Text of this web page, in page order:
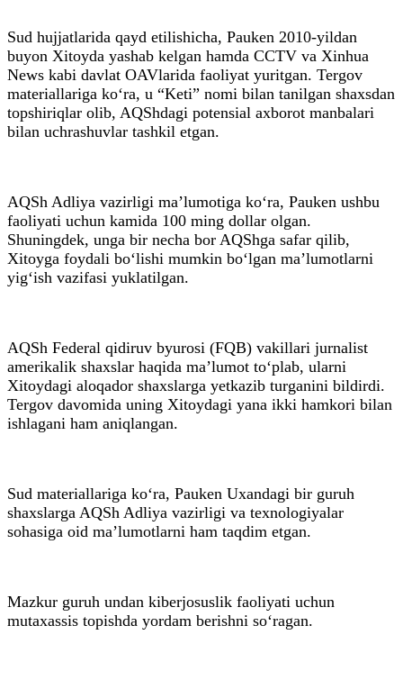
Sud hujjatlarida qayd etilishicha, Pauken 2010-yildan
buyon Xitoyda yashab kelgan hamda CCTV va Xinhua
News kabi davlat OAVlarida faoliyat yuritgan. Tergov
materiallariga ko‘ra, u “Keti” nomi bilan tanilgan shaxsdan
topshiriqlar olib, AQShdagi potensial axborot manbalari
bilan uchrashuvlar tashkil etgan.
AQSh Adliya vazirligi ma’lumotiga ko‘ra, Pauken ushbu
faoliyati uchun kamida 100 ming dollar olgan.
Shuningdek, unga bir necha bor AQShga safar qilib,
Xitoyga foydali bo‘lishi mumkin bo‘lgan ma’lumotlarni
yig‘ish vazifasi yuklatilgan.
AQSh Federal qidiruv byurosi (FQB) vakillari jurnalist
amerikalik shaxslar haqida ma’lumot to‘plab, ularni
Xitoydagi aloqador shaxslarga yetkazib turganini bildirdi.
Tergov davomida uning Xitoydagi yana ikki hamkori bilan
ishlagani ham aniqlangan.
Sud materiallariga ko‘ra, Pauken Uxandagi bir guruh
shaxslarga AQSh Adliya vazirligi va texnologiyalar
sohasiga oid ma’lumotlarni ham taqdim etgan.
Mazkur guruh undan kiberjosuslik faoliyati uchun
mutaxassis topishda yordam berishni so‘ragan.